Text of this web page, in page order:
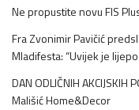
Ne propustite novu FIS
Fra Zvonimir Pavičić
Mladifesta: “Uvijek je
DAN ODLIČNIH
Mališić Home&Decor